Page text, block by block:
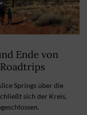
Ende von
Springs über die
sich der Kreis,